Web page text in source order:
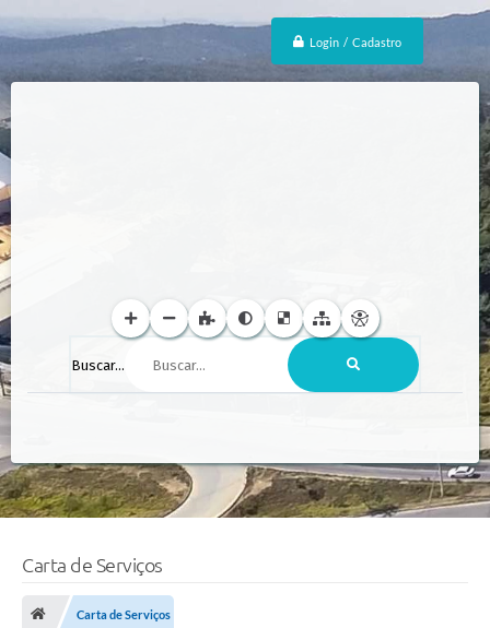
Login / Cadastro
Buscar...
Carta de Serviços
Carta de Serviços